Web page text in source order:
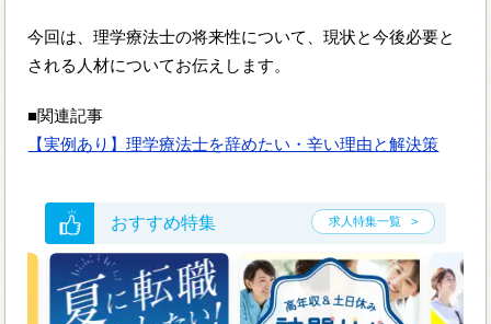
今回は、理学療法士の将来性について、現状と今後必要と
される人材についてお伝えします。
■関連記事
【実例あり】理学療法士を辞めたい・辛い理由と解決策
おすすめ特集 求人特集一覧